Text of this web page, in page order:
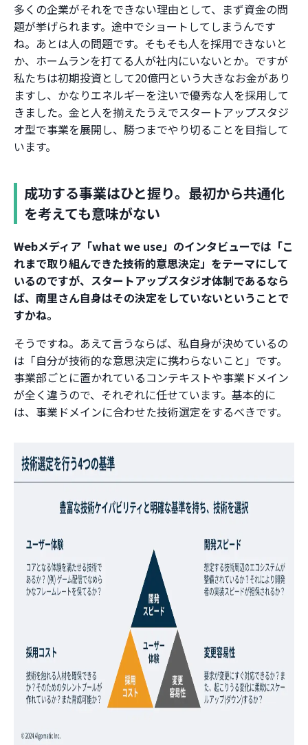
多くの企業がそれをできない理由として、まず資金の問
題が挙げられます。途中でショートしてしまうんです
ね。あとは人の問題です。そもそも人を採用できないと
か、ホームランを打てる人が社内にいないとか。ですが
私たちは初期投資として20億円という大きなお金があり
ますし、かなりエネルギーを注いで優秀な人を採用して
きました。金と人を揃えたうえでスタートアップスタジ
オ型で事業を展開し、勝つまでやり切ることを目指して
います。
成功する事業はひと握り。最初から共通化
を考えても意味がない
――Webメディア「what we use」のインタビューでは「こ
れまで取り組んできた技術的意思決定」をテーマにして
いるのですが、スタートアップスタジオ体制であるなら
ば、南里さん自身はその決定をしていないということで
すかね。
そうですね。あえて言うならば、私自身が決めているの
は「自分が技術的な意思決定に携わらないこと」です。
事業部ごとに置かれているコンテキストや事業ドメイン
が全く違うので、それぞれに任せています。基本的に
は、事業ドメインに合わせた技術選定をするべきです。